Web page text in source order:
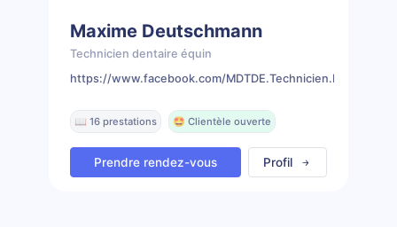
Maxime Deutschmann
Technicien dentaire équin
https://www.facebook.com/
📖 16 prestations 🤩 Clientèle ouverte
Prendre rendez-vous Profil